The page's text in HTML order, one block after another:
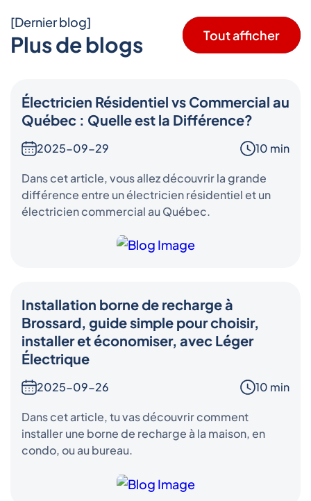
[Dernier blog]
Plus de blogs Tout afficher
Électricien Résidentiel vs Commercial au
Québec : Quelle est la Différence?
2025-09-29 10 min
Dans cet article, vous allez découvrir la grande
différence entre un électricien résidentiel et un
électricien commercial au Québec.
Installation borne de recharge à
Brossard, guide simple pour choisir,
installer et économiser, avec Léger
Électrique
2025-09-26 10 min
Dans cet article, tu vas découvrir comment
installer une borne de recharge à la maison, en
condo, ou au bureau.